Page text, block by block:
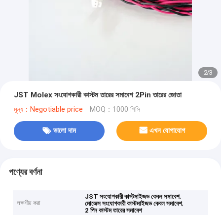
2/3
JST Molex সংযোগকারী কাস্টম তারের সমাবেশ 2Pin তারের জোতা
মূল্য：Negotiable price MOQ：1000 পিসি
ভালো দাম এখন যোগাযোগ
পণ্যের বর্ণনা
লক্ষণীয় করা
JST সংযোগকারী কাস্টমাইজড কেবল সমাবেশ,
মোলেক্স সংযোগকারী কাস্টমাইজড কেবল সমাবেশ,
2 পিন কাস্টম তারের সমাবেশ